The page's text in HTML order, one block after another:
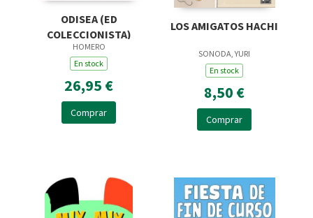
ODISEA (ED
COLECCIONISTA)
HOMERO
En stock
26,95 €
Comprar
LOS AMIGATOS HACHI
SONODA, YURI
En stock
8,50 €
Comprar